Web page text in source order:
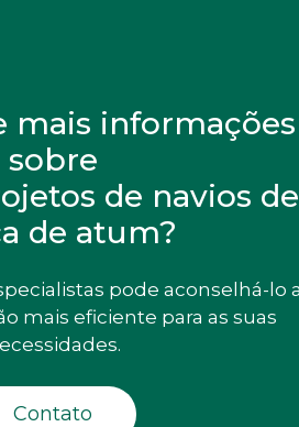
mais informações
sobre
de navios de
de atum?
pode aconselhá-lo
mais eficiente para as suas
Contato